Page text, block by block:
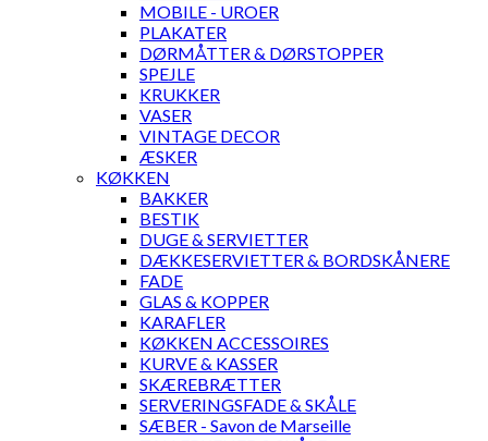
MOBILE - UROER
PLAKATER
DØRMÅTTER & DØRSTOPPER
SPEJLE
KRUKKER
VASER
VINTAGE DECOR
ÆSKER
KØKKEN
BAKKER
BESTIK
DUGE & SERVIETTER
DÆKKESERVIETTER & BORDSKÅNERE
FADE
GLAS & KOPPER
KARAFLER
KØKKEN ACCESSOIRES
KURVE & KASSER
SKÆREBRÆTTER
SERVERINGSFADE & SKÅLE
SÆBER - Savon de Marseille